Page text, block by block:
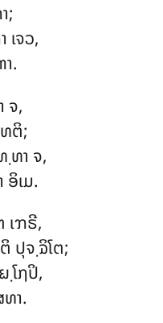
;
ຈວ,
.
ຈ,
ຕິ;
ທາ ຈ,
ເມ.
ເຠຣີ,
ປຸຈ຺ຉິໂຕ;
ໂຐປິ,
າ.